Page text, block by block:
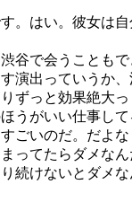
。はい。彼女は自
谷で会うこともで
演出っていうか、
ずっと効果絶大っ
うがいい仕事して
ごいのだ。だよな
ってたらダメなん
続けないとダメな